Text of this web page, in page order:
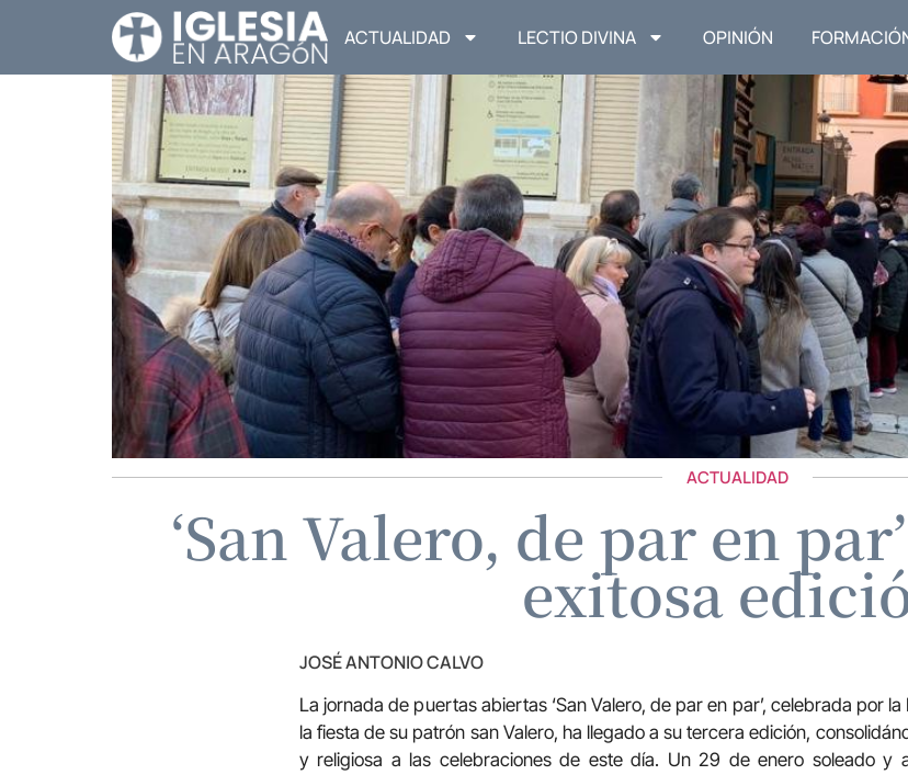
ACTUALIDAD LECTIO DIVINA OPINIÓN
ACTUALIDAD
‘San Valero, de par en
exitosa
JOSÉ ANTONIO CALVO
La jornada de puertas abiertas ‘San Valero, de par en par’, celebrada por
la fiesta de su patrón san Valero, ha llegado a su tercera edición,
y religiosa a las celebraciones de este día. Un 29 de enero soleado y